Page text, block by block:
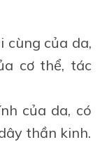
cùng của da,
cơ thể, tác
của da, có
thần kinh.